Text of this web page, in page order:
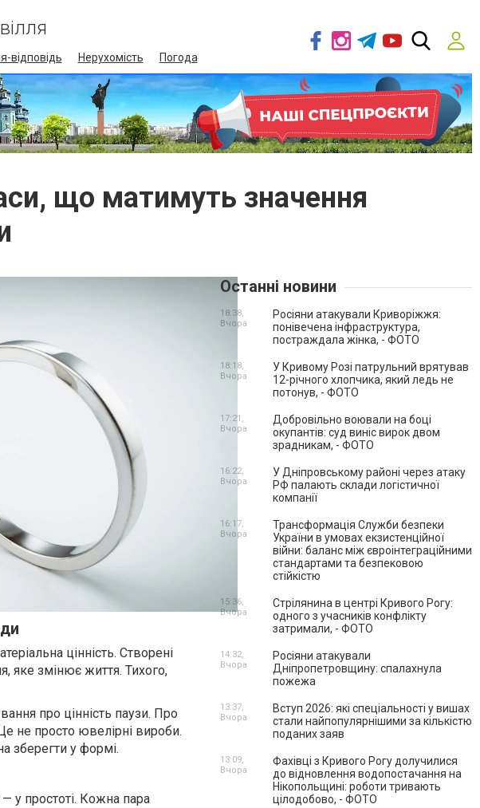
відповідь Нерухомість Погода
що матимуть значення
цінність. Створені
яке змінює життя. Тихого,
про цінність паузи. Про
не просто ювелірні вироби.
зберегти у формі.
у простоті. Кожна пара
Останні новини
Росіяни атакували Криворіжжя:
понівечена інфраструктура,
постраждала жінка, - ФОТО
18:38,
Вчора
У Кривому Розі патрульний врятував
12-річного хлопчика, який ледь не
потонув, - ФОТО
18:18,
Вчора
Добровільно воювали на боці
окупантів: суд виніс вирок двом
зрадникам, - ФОТО
17:21,
Вчора
У Дніпровському районі через атаку
РФ палають склади логістичної
компанії
16:22,
Вчора
Трансформація Служби безпеки
України в умовах екзистенційної
війни: баланс між євроінтеграційними
стандартами та безпековою
стійкістю
16:17,
Вчора
Стрілянина в центрі Кривого Рогу:
одного з учасників конфлікту
затримали, - ФОТО
15:36,
Вчора
Росіяни атакували
Дніпропетровщину: спалахнула
пожежа
14:32,
Вчора
Вступ 2026: які спеціальності у вишах
стали найпопулярнішими за кількістю
поданих заяв
13:37,
Вчора
Фахівці з Кривого Рогу долучилися
до відновлення водопостачання на
Нікопольщині: роботи тривають
цілодобово, - ФОТО
13:09,
Вчора